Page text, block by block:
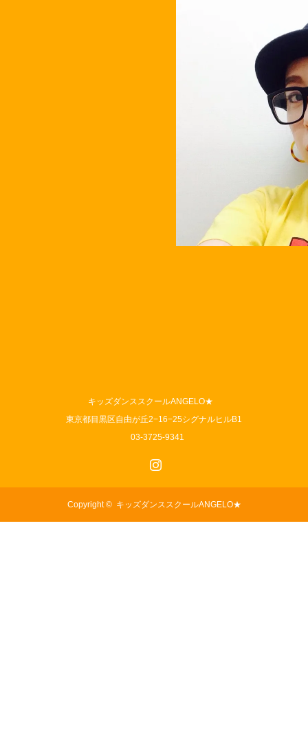
キッズダンススクールANGELO★
東京都目黒区自由が丘2−16−25シグナルヒルB1
03-3725-9341
Copyright © キッズダンススクールANGELO★